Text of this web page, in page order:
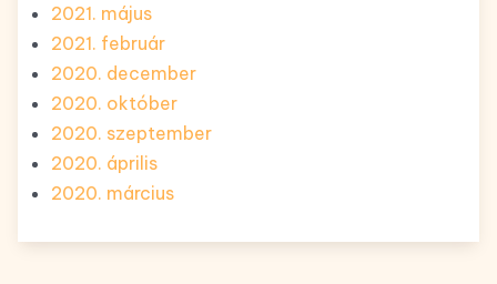
2021. május
2021. február
2020. december
2020. október
2020. szeptember
2020. április
2020. március